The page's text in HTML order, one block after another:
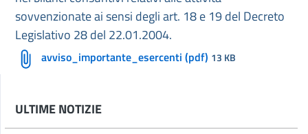
sovvenzionate ai sensi degli art. 18 e 19 del Decreto
Legislativo 28 del 22.01.2004.
avviso_importante_esercenti (pdf) 13 KB
ULTIME NOTIZIE